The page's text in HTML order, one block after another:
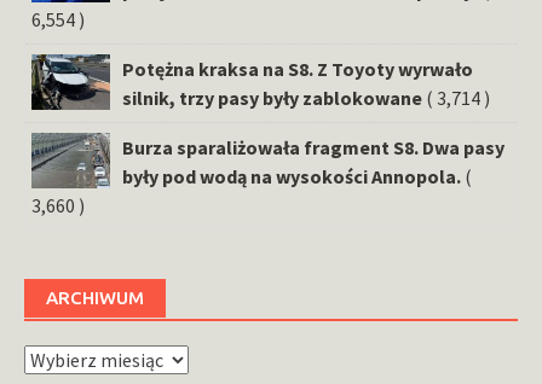
6,554 )
Potężna kraksa na S8. Z Toyoty wyrwało
silnik, trzy pasy były zablokowane ( 3,714 )
Burza sparaliżowała fragment S8. Dwa pasy
były pod wodą na wysokości Annopola. (
3,660 )
ARCHIWUM
Archiwum